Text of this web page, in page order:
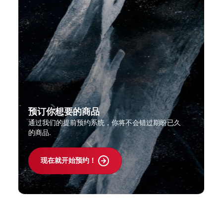
预订你想要的商品
通过我们的提前预约系统，你将不会错过期盼已久
的商品.
现在就开始预约！